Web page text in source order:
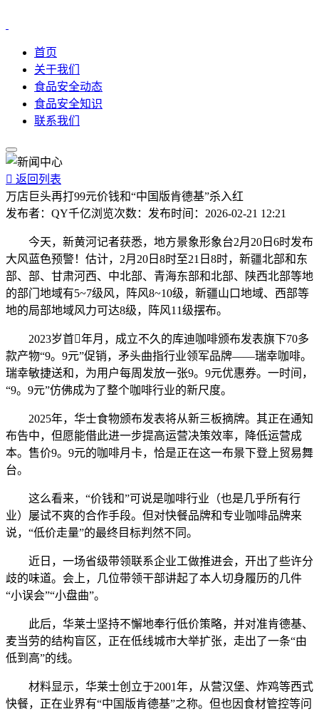
首页
关于我们
食品安全动态
食品安全知识
联系我们
 返回列表
万店巨头再打99元价钱和“中国版肯德基”杀入红
发布者： QY千亿浏览次数： 发布时间： 2026-02-21 12:21
今天，新黄河记者获悉，地方景象形象台2月20日6时发布
大风蓝色预警！估计，2月20日8时至21日8时，新疆北部和东
部、部、甘肃河西、中北部、青海东部和北部、陕西北部等地
的部门地域有5~7级风，阵风8~10级，新疆山口地域、西部等
地的局部地域风力可达8级，阵风11级摆布。
2023岁首年月，成立不久的库迪咖啡颁布发表旗下70多
款产物“9。9元”促销，矛头曲指行业领军品牌——瑞幸咖啡。
瑞幸敏捷送和，为用户每周发放一张9。9元优惠券。一时间，
“9。9元”仿佛成为了整个咖啡行业的新尺度。
2025年，华士食物颁布发表将从新三板摘牌。其正在通知
布告中，但愿能借此进一步提高运营决策效率，降低运营成
本。售价9。9元的咖啡月卡，恰是正在这一布景下登上贸易舞
台。
这么看来，“价钱和”可说是咖啡行业（也是几乎所有行
业）屡试不爽的合作手段。但对快餐品牌和专业咖啡品牌来
说，“低价走量”的最终目标判然不同。
近日，一场省级带领联系企业工做推进会，开出了些许分
歧的味道。会上，几位带领干部讲起了本人切身履历的几件
“小误会”“小盘曲”。
此后，华莱士坚持不懈地奉行低价策略，并对准肯德基、
麦当劳的结构盲区，正在低线城市大举扩张，走出了一条“由
低到高”的线。
材料显示，华莱士创立于2001年，从营汉堡、炸鸡等西式
快餐，正在业界有“中国版肯德基”之称。但也因食材管控等问